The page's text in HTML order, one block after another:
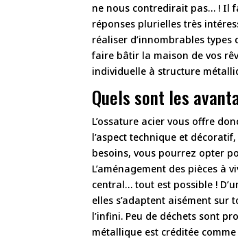
ne nous contredirait pas… ! Il
réponses plurielles très
réaliser d’innombrables
faire bâtir la maison de vos
individuelle à structure
Quels sont les
L’ossature acier vous offre
l’aspect technique et
besoins, vous pourrez opter
L’aménagement des pièces à
central… tout est possible !
elles s’adaptent aisément sur
l’infini. Peu de déchets sont
métallique est créditée